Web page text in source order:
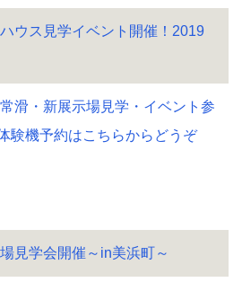
ウス見学イベント開催！2019
常滑・新展示場見学・イベント参
験機予約はこちらからどうぞ
見学会開催～in美浜町～